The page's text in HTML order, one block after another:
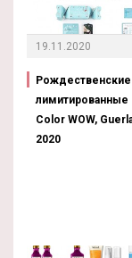
19.11.2020
Рождественские
лимитированные
Color WOW,
2020